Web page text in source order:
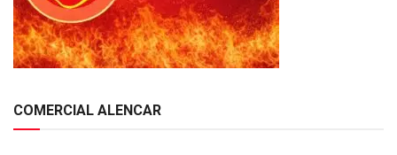
COMERCIAL ALENCAR